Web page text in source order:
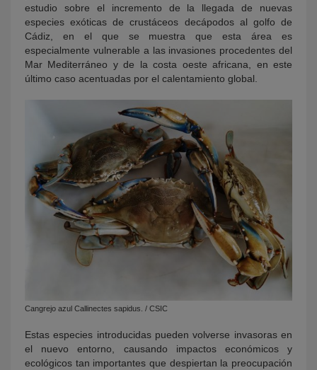
estudio sobre el incremento de la llegada de nuevas
especies exóticas de crustáceos decápodos al golfo de
Cádiz, en el que se muestra que esta área es
especialmente vulnerable a las invasiones procedentes del
Mar Mediterráneo y de la costa oeste africana, en este
último caso acentuadas por el calentamiento global.
Cangrejo azul Callinectes sapidus. / CSIC
Estas especies introducidas pueden volverse invasoras en
el nuevo entorno, causando impactos económicos y
ecológicos tan importantes que despiertan la preocupación